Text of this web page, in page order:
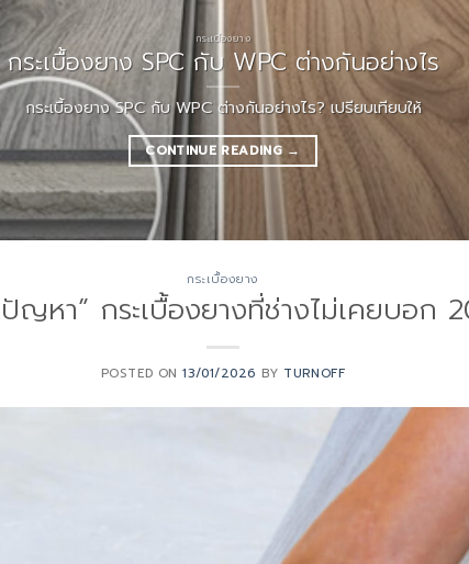
กระเบื้องยาง
กระเบื้องยาง SPC กับ WPC ต่างกันอย่างไร
กระเบื้องยาง SPC กับ WPC ต่างกันอย่างไร? เปรียบเทียบให้
CONTINUE READING →
กระเบื้องยาง
ญหา” กระเบื้องยางที่ช่างไม่เคยบอก
POSTED ON13/01/2026 BY TURNOFF